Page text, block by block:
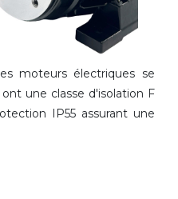
moteurs électriques se
une classe d'isolation F
IP55 assurant une